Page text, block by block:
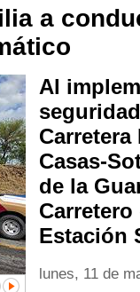
a
Al
Carretera
Casas-
de la
Estación
lunes, 11 de